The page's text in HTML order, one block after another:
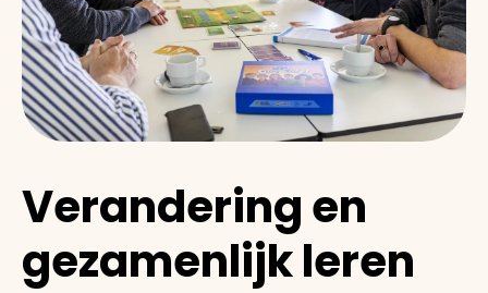
Verandering en
gezamenlijk leren